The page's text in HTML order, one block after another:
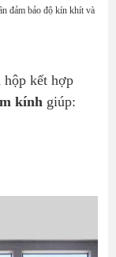
đảm bảo độ kín khít và
kết hợp
kính giúp: